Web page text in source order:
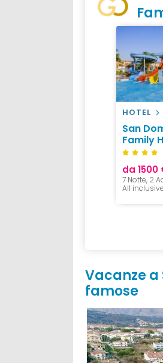
HOTEL
San
Family
da 1500
7 Notte, 2
All inclusive
Vacanze
famose